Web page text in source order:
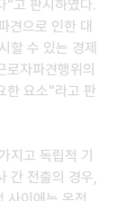
"고 판시하였다.
견으로 인한 대
할 수 있는 경제
자파견행위의
한 요소"라고 판
지고 독립적 기
간 전출의 경우,